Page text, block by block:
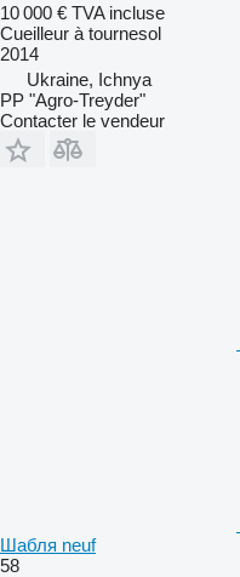
10 000 € TVA incluse
Cueilleur à tournesol
2014
Ukraine, Ichnya
PP "Agro-Treyder"
Contacter le vendeur
Шабля neuf
58